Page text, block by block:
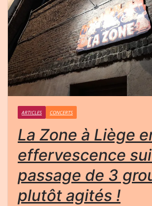
ARTICLES CONCERTS
La Zone à Liège
effervescence
passage de 3
plutôt agités !